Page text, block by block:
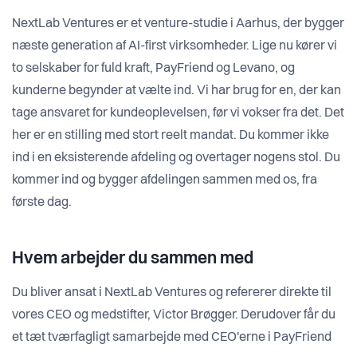
NextLab Ventures er et venture-studie i Aarhus, der bygger
næste generation af AI-first virksomheder. Lige nu kører vi
to selskaber for fuld kraft, PayFriend og Levano, og
kunderne begynder at vælte ind. Vi har brug for en, der kan
tage ansvaret for kundeoplevelsen, før vi vokser fra det. Det
her er en stilling med stort reelt mandat. Du kommer ikke
ind i en eksisterende afdeling og overtager nogens stol. Du
kommer ind og bygger afdelingen sammen med os, fra
første dag.
Hvem arbejder du sammen med
Du bliver ansat i NextLab Ventures og refererer direkte til
vores CEO og medstifter, Victor Brøgger. Derudover får du
et tæt tværfagligt samarbejde med CEO'erne i PayFriend